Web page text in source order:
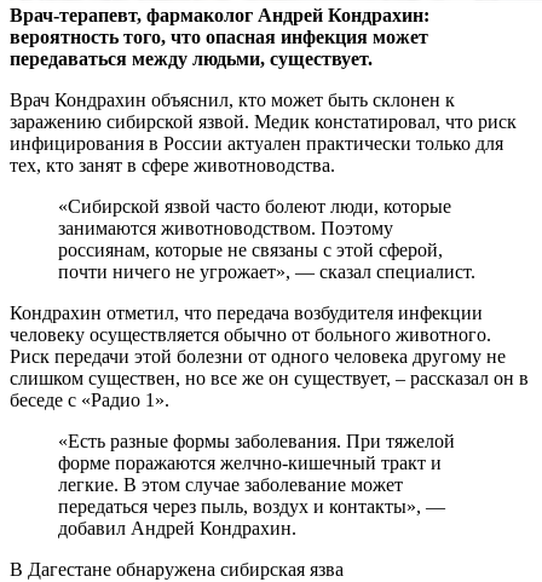
Врач-терапевт, фармаколог Андрей Кондрахин:
вероятность того, что опасная инфекция может
передаваться между людьми, существует.
Врач Кондрахин объяснил, кто может быть склонен к
заражению сибирской язвой. Медик констатировал, что риск
инфицирования в России актуален практически только для
тех, кто занят в сфере животноводства.
«Сибирской язвой часто болеют люди, которые
занимаются животноводством. Поэтому
россиянам, которые не связаны с этой сферой,
почти ничего не угрожает», — сказал специалист.
Кондрахин отметил, что передача возбудителя инфекции
человеку осуществляется обычно от больного животного.
Риск передачи этой болезни от одного человека другому не
слишком существен, но все же он существует, – рассказал он в
беседе с «Радио 1».
«Есть разные формы заболевания. При тяжелой
форме поражаются желчно-кишечный тракт и
легкие. В этом случае заболевание может
передаться через пыль, воздух и контакты», —
добавил Андрей Кондрахин.
В Дагестане обнаружена сибирская язва